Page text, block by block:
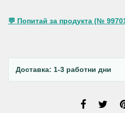
💬 Попитай за продукта (№
Доставка: 1-3 работни дни